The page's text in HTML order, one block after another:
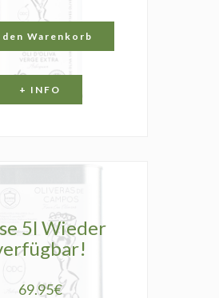
den Warenkorb
+ INFO
5l Wieder
69.95€